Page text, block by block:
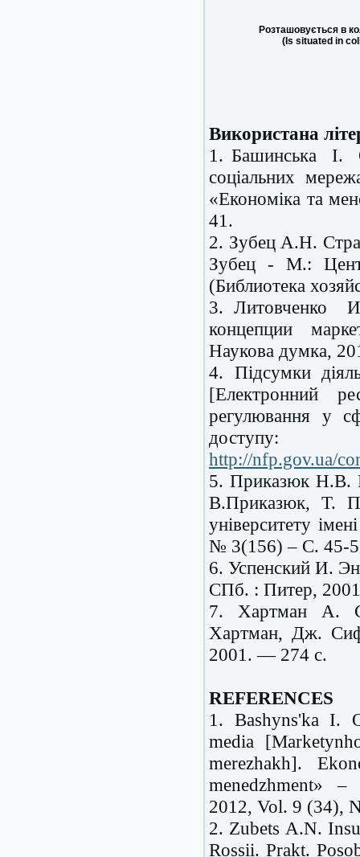
Розташовується в
(Is situated in
Використана
1. Башинська І.
соціальних
«Економіка та
41.
2. Зубец А.Н.
Зубец - М.:
(Библиотека
3. Литовченко
концепции
Наукова думка,
4. Підсумки
[Електронний
регулювання у
доступу:
http://nfp.gov.ua/
5. Приказюк Н.В.
В.Приказюк, Т.
університету
№ 3(156) – С. 45-
6. Успенский И.
СПб. : Питер,
7. Хартман А.
Хартман, Дж.
2001. — 274 с.
REFERENCES
1. Bashyns'ka I.
media
merezhakh].
menedzhment»
2012, Vol. 9 (34),
2. Zubets A.N.
Rossii. Prakt.